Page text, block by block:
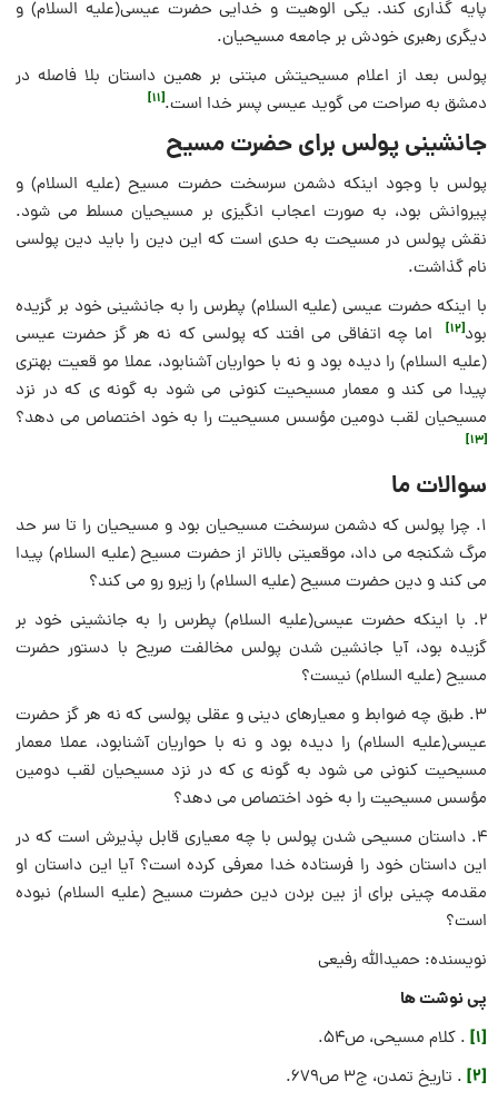
پایه گذاری کند. یکی الوهیت و خدایی حضرت عیسی(علیه السلام) و
دیگری رهبری خودش بر جامعه مسیحیان.
پولس بعد از اعلام مسیحیتش مبتنی بر همین داستان بلا فاصله در
دمشق به صراحت می گوید عیسی پسر خدا است.[11]
جانشینی پولس برای حضرت مسیح
پولس با وجود اینکه دشمن سرسخت حضرت مسیح (علیه‌ السلام) و
پیروانش بود، به صورت اعجاب انگیزی بر مسیحیان مسلط می شود.
نقش پولس در مسیحت به حدی است که این دین را باید دین پولسی
نام گذاشت.
با اینکه حضرت عیسی (علیه السلام) پطرس را به جانشینی خود بر گزیده
بود[12]
اما چه اتفاقی می افتد که پولسی که نه هر گز حضرت عیسی
(علیه السلام) را دیده بود و نه با حواریان آشنابود، عملا مو قعیت بهتری
پیدا می کند و معمار مسیحیت کنونی می شود به گونه ی که در نزد
مسیحیان لقب دومین مؤسس مسیحیت را به خود اختصاص می دهد؟
[13]
سوالات ما
1. چرا پولس که دشمن سرسخت مسیحیان بود و مسیحیان را تا سر حد
مرگ شکنجه می داد، موقعیتی بالاتر از حضرت مسیح (علیه‌ السلام) پیدا
می کند و دین حضرت مسیح (علیه‌ السلام) را زیرو رو می کند؟
2. با اینکه حضرت عیسی(علیه السلام) پطرس را به جانشینی خود بر
گزیده بود، آیا جانشین شدن پولس مخالفت صریح با دستور حضرت
مسیح (علیه‌ السلام) نیست؟
3. طبق چه ضوابط و معیارهای دینی و عقلی پولسی که نه هر گز حضرت
عیسی(علیه السلام) را دیده بود و نه با حواریان آشنابود، عملا معمار
مسیحیت کنونی می شود به گونه ی که در نزد مسیحیان لقب دومین
مؤسس مسیحیت را به خود اختصاص می دهد؟
4. داستان مسیحی شدن پولس با چه معیاری قابل پذیرش است که در
این داستان خود را فرستاده خدا معرفی کرده است؟ آیا این داستان او
مقدمه چینی برای از بین بردن دین حضرت مسیح (علیه‌ السلام) نبوده
است؟
نویسنده: حمیدالله رفیعی
پی نوشت ها
[1]
. کلام مسیحی، ص54.
[2] . تاریخ تمدن، ج3 ص679.